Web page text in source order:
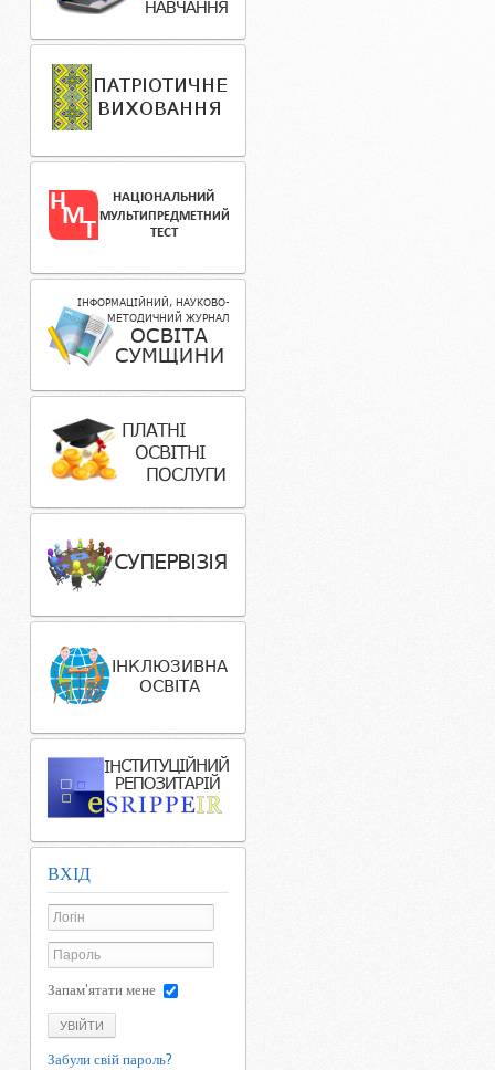
ВХІД
Запам'ятати мене
УВІЙТИ
Забули свій пароль?